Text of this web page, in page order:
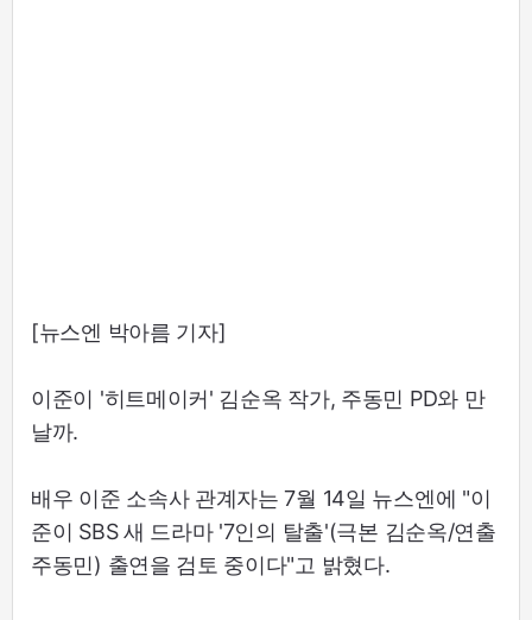
[뉴스엔 박아름 기자]
이준이 '히트메이커' 김순옥 작가, 주동민 PD와 만
날까.
배우 이준 소속사 관계자는 7월 14일 뉴스엔에 "이
준이 SBS 새 드라마 '7인의 탈출'(극본 김순옥/연출
주동민) 출연을 검토 중이다"고 밝혔다.